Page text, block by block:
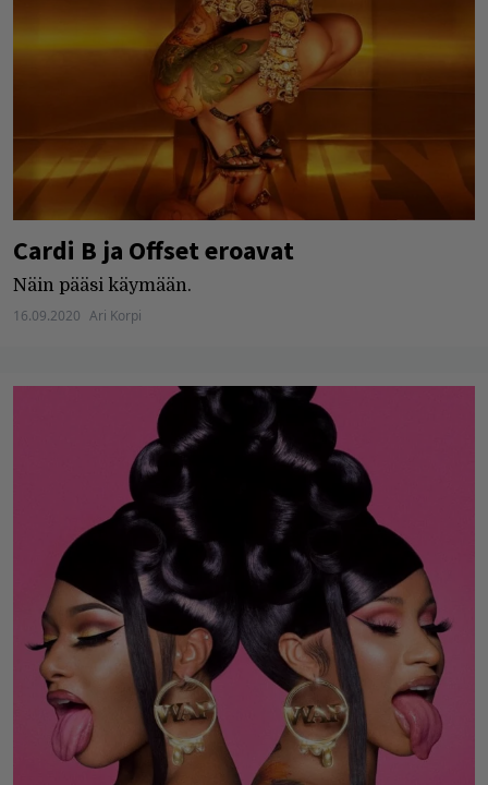
Cardi B ja Offset eroavat
Näin pääsi käymään.
16.09.2020 Ari Korpi